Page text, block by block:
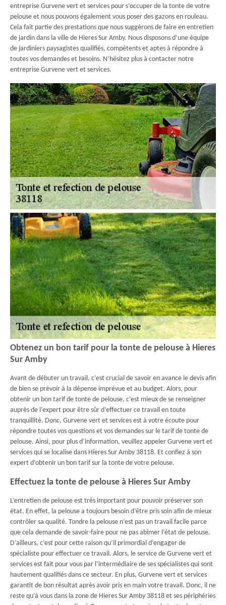
entreprise Gurvene vert et services pour s’occuper de la tonte de votre
pelouse et nous pouvons également vous poser des gazons en rouleau.
Cela fait partie des prestations que nous suggérons de faire en entretien
de jardin dans la ville de Hieres Sur Amby. Nous disposons d’une équipe
de jardiniers paysagistes qualifiés, compétents et aptes à répondre à
toutes vos demandes et besoins. N’hésitez plus à contacter notre
entreprise Gurvene vert et services.
Obtenez un bon tarif pour la tonte de pelouse à Hieres
Sur Amby
Avant de débuter un travail, c’est crucial de savoir en avance le devis afin
de bien se prévoir à la dépense imprévue et au budget. Alors, pour
obtenir un bon tarif de tonte de pelouse, c’est mieux de se renseigner
auprès de l’expert pour être sûr d’effectuer ce travail en toute
tranquillité. Donc, Gurvene vert et services est à votre écoute pour
répondre toutes vos questions et vos demandes sur le tarif de tonte de
pelouse. Ainsi, pour plus d’information, veuillez appeler Gurvene vert et
services qui se localise dans Hieres Sur Amby 38118. Et confiez à son
expert d’obtenir un bon tarif sur la tonte de votre pelouse.
Effectuez la tonte de pelouse à Hieres Sur Amby
L’entretien de pelouse est très important pour pouvoir préserver son
état. En effet, la pelouse a toujours besoin d’être pris soin afin de mieux
contrôler sa qualité. Tondre la pelouse n’est pas un travail facile parce
que cela demande de savoir-faire pour ne pas abîmer l’état de pelouse.
D’ailleurs, c’est pour cette raison qu’il primordial d’engager de
spécialiste pour effectuer ce travail. Alors, le service de Gurvene vert et
services est fait pour vous par l’intermédiaire de ses spécialistes qui sont
hautement qualifiés dans ce secteur. En plus, Gurvene vert et services
garantit de bon résultat après avoir pris en main votre travail. Donc, il ne
reste qu’à vous dans la zone de Hieres Sur Amby 38118 et ses périphéries